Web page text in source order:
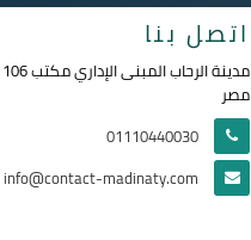
اتصل بنا
مصر
01110440030
info@contact-madinaty.com